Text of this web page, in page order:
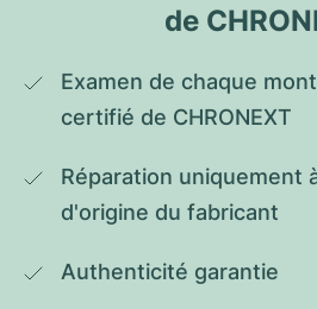
de
Examen de chaque
certifié de CHRONEXT
Réparation uniquement
d'origine du fabricant
Authenticité garantie